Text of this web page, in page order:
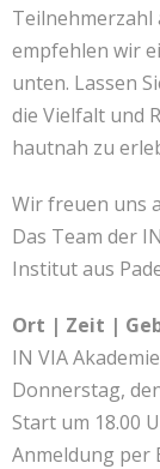
Teilnehmerzahl
empfehlen wir
unten. Lassen
die Vielfalt und
hautnah zu
Wir freuen uns
Das Team der
Institut aus
Ort | Zeit |
IN VIA
Donnerstag,
Start um 18.00
Anmeldung per